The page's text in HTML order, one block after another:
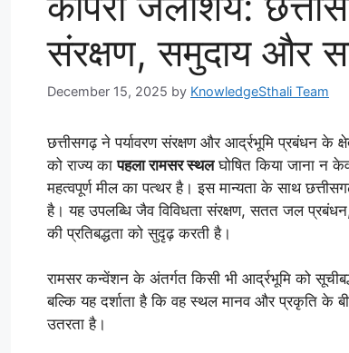
संरक्षण, समुदाय और
December 15, 2025 by KnowledgeSthali Team
छत्तीसगढ़ ने पर्यावरण संरक्षण और आर्द्रभूमि प्रबंधन के
को राज्य कापहला रामसर स्थलघोषित किया जाना न
महत्वपूर्ण मील का पत्थर है। इस मान्यता के साथ
है। यह उपलब्धि जैव विविधता संरक्षण, सतत जल
की प्रतिबद्धता को सुदृढ़ करती है।
रामसर कन्वेंशन के अंतर्गत किसी भी आर्द्रभूमि को
बल्कि यह दर्शाता है कि वह स्थल मानव और प्रकृति के
उतरता है।